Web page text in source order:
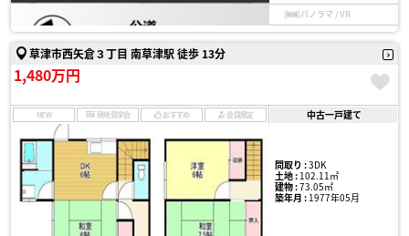
パノラマ / VR
草津市西矢倉３丁目 南草津駅 徒歩 13分
1,480万円
NEW 現地見学会 おすすめ 会員限定 中古一戸建て
間取り :3DK
土地 :102.11㎡
建物 :73.05㎡
築年月 :1977年05月